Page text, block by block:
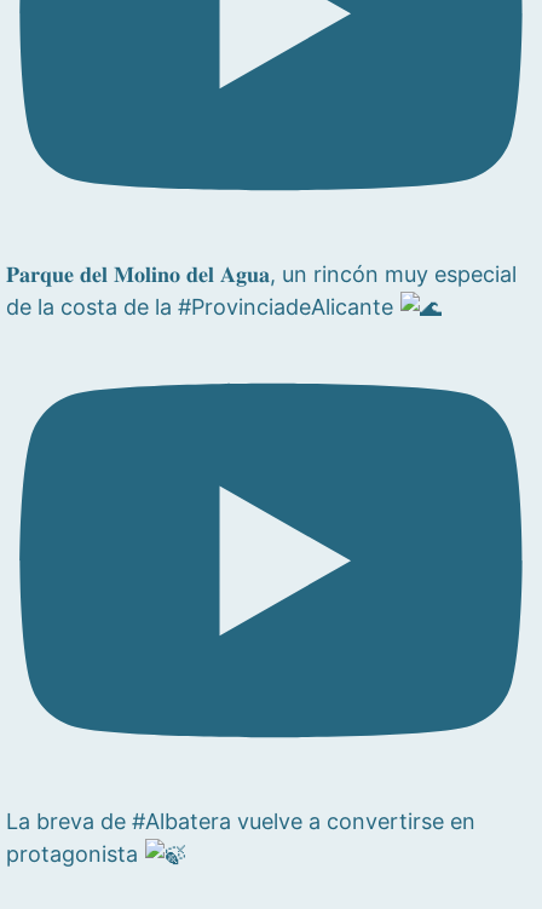
𝐏𝐚𝐫𝐪𝐮𝐞 𝐝𝐞𝐥 𝐌𝐨𝐥𝐢𝐧𝐨 𝐝𝐞𝐥 𝐀𝐠𝐮𝐚, un rincón muy especial
de la costa de la #ProvinciadeAlicante
La breva de #Albatera vuelve a convertirse en
protagonista